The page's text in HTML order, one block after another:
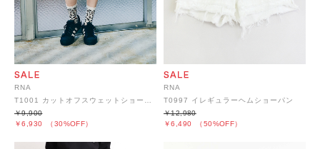
RNA
￥6,930 （30%OFF）
￥9,900
RNA
T0997 イレギュラーヘムショーパン
￥6,490 （50%OFF）
￥12,980